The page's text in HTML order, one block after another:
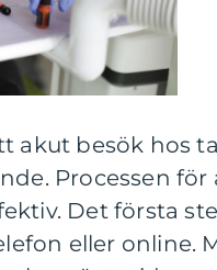
akut besök hos
Processen för
Det första
eller online.